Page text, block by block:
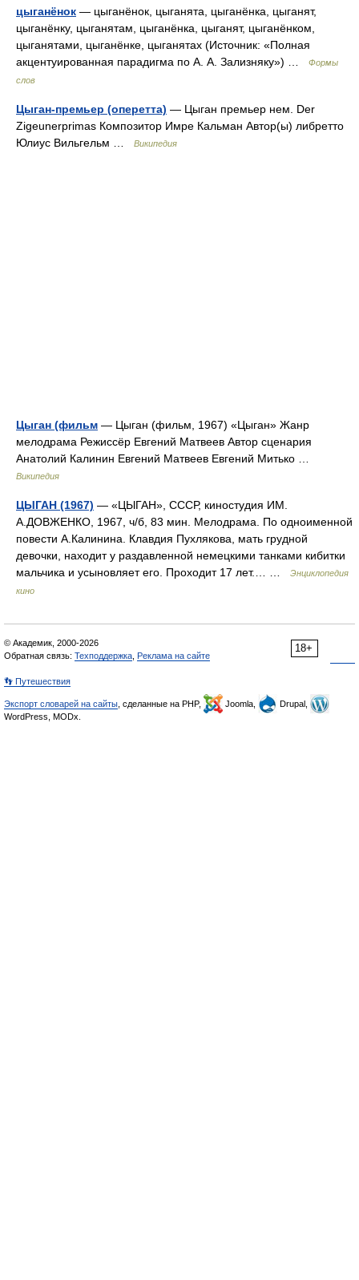
цыганёнок — цыганёнок, цыганята, цыганёнка, цыганят,
цыганёнку, цыганятам, цыганёнка, цыганят, цыганёнком,
цыганятами, цыганёнке, цыганятах (Источник: «Полная
акцентуированная парадигма по А. А. Зализняку») …
Формы
слов
Цыган-премьер (оперетта) — Цыган премьер нем. Der
Zigeunerprimas Композитор Имре Кальман Автор(ы) либретто
Юлиус Вильгельм …
Википедия
Цыган (фильм — Цыган (фильм, 1967) «Цыган» Жанр
мелодрама Режиссёр Евгений Матвеев Автор сценария
Анатолий Калинин Евгений Матвеев Евгений Митько …
Википедия
ЦЫГАН (1967) — «ЦЫГАН», СССР, киностудия ИМ.
А.ДОВЖЕНКО, 1967, ч/б, 83 мин. Мелодрама. По одноименной
повести А.Калинина. Клавдия Пухлякова, мать грудной
девочки, находит у раздавленной немецкими танками кибитки
мальчика и усыновляет его. Проходит 17 лет.… …
Энциклопедия
кино
18+
© Академик, 2000-2026
Обратная связь: Техподдержка Реклама на сайте
👣 Путешествия
Экспорт словарей на сайты , сделанные на PHP, Joomla,
Drupal,
WordPress, MODx.